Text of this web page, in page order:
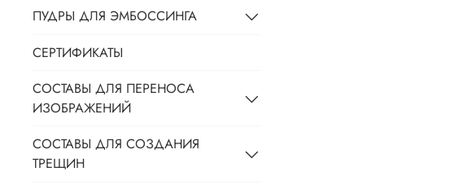
ПУДРЫ ДЛЯ ЭМБОССИНГА
СЕРТИФИКАТЫ
СОСТАВЫ ДЛЯ ПЕРЕНОСА
ИЗОБРАЖЕНИЙ
СОСТАВЫ ДЛЯ СОЗДАНИЯ
ТРЕЩИН